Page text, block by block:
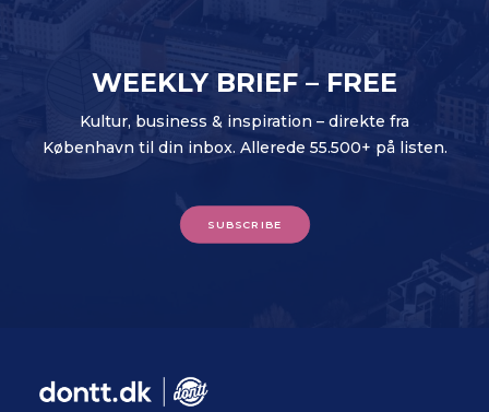
WEEKLY BRIEF – FREE
Kultur, business & inspiration – direkte fra
København til din inbox. Allerede 55.500+ på listen.
SUBSCRIBE